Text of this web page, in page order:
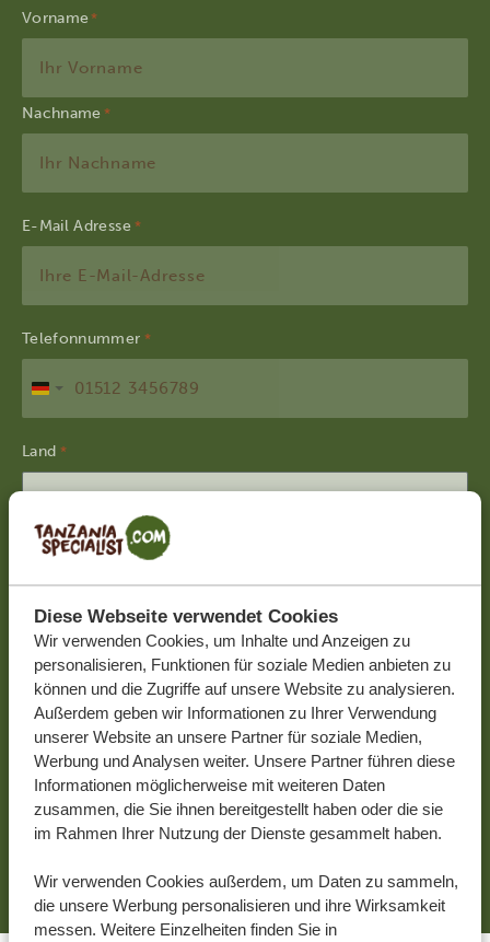
Diese Webseite verwendet Cookies
Wir verwenden Cookies, um Inhalte und Anzeigen zu
personalisieren, Funktionen für soziale Medien anbieten zu
können und die Zugriffe auf unsere Website zu analysieren.
Außerdem geben wir Informationen zu Ihrer Verwendung
unserer Website an unsere Partner für soziale Medien,
Werbung und Analysen weiter. Unsere Partner führen diese
Informationen möglicherweise mit weiteren Daten
zusammen, die Sie ihnen bereitgestellt haben oder die sie
im Rahmen Ihrer Nutzung der Dienste gesammelt haben.
Wir verwenden Cookies außerdem, um Daten zu sammeln,
die unsere Werbung personalisieren und ihre Wirksamkeit
messen. Weitere Einzelheiten finden Sie in
Vorname
Nachname
E-Mail Adresse *
Telefonnummer *
Deutschland
Land *
unvergesslichen Urlaub erhalten.
Durch die Übermittlung Ihrer Daten stimmen Sie zu, dass
unser Team Sie gemäß unsererDatenschutzerklärungund
unserenAllgemeine Geschäftsbedingungenkontaktieren